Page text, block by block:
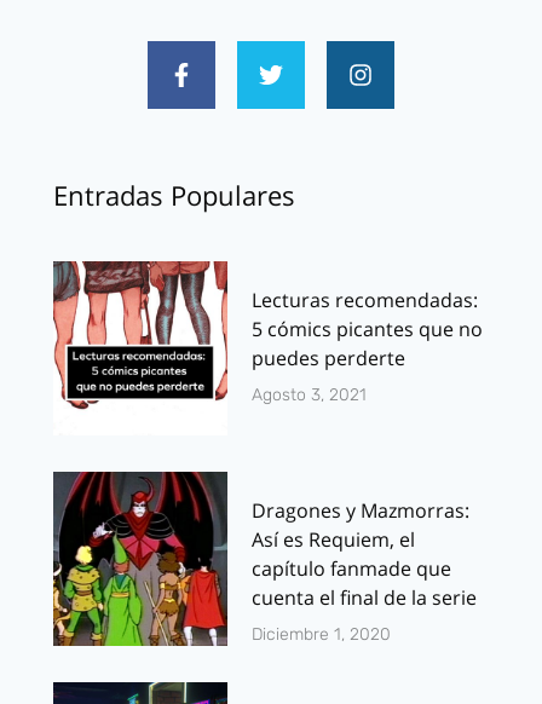
Entradas Populares
Lecturas recomendadas:
5 cómics picantes que no
puedes perderte
Agosto 3, 2021
Dragones y Mazmorras:
Así es Requiem, el
capítulo fanmade que
cuenta el final de la serie
Diciembre 1, 2020